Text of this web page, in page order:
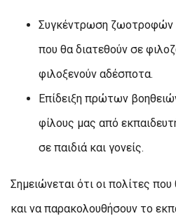
Συγκέντρωση ζωοτροφών
που θα διατεθούν σε
φιλοξενούν αδέσποτα.
Επίδειξη πρώτων
φίλους μας από
σε παιδιά και γονείς.
Σημειώνεται ότι οι πολίτες
και να παρακολουθήσουν το